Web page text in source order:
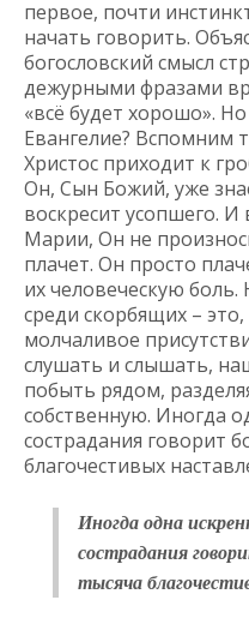
первое, почти
начать говорить.
богословский смысл
дежурными фразами
«всё будет хорошо».
Евангелие? Вспомним
Христос приходит к
Он, Сын Божий, уже
воскресит усопшего.
Марии, Он не
плачет. Он просто
их человеческую
среди скорбящих –
молчаливое
слушать и слышать,
побыть рядом,
собственную. Иногда
сострадания говорит
благочестивых
Иногда одна
сострадания
тысяча